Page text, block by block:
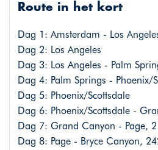
Route in het kort
Dag 1: Amsterdam - Los
Dag 2: Los Angeles
Dag 3: Los Angeles - Palm
Dag 4: Palm Springs - Phoenix/
Dag 5: Phoenix/Scottsdale
Dag 6: Phoenix/Scottsdale -
Dag 7: Grand Canyon - Page,
Dag 8: Page - Bryce Canyon,